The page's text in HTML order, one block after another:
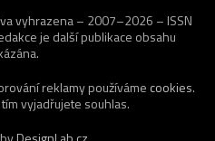
vyhrazena – 2007–2026 – ISSN
je další publikace obsahu
reklamy používáme cookies.
vyjadřujete souhlas.